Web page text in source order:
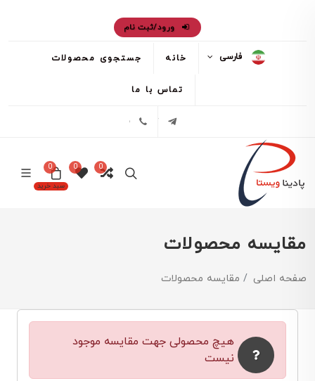
ورود/ثبت نام
فارسی خانه جستجوی محصولات
تماس با ما
تلگرام
0
0
سبد خرید
0
مقایسه محصولات
صفحه اصلی مقایسه محصولات
هیچ محصولی جهت مقایسه موجود
نیست